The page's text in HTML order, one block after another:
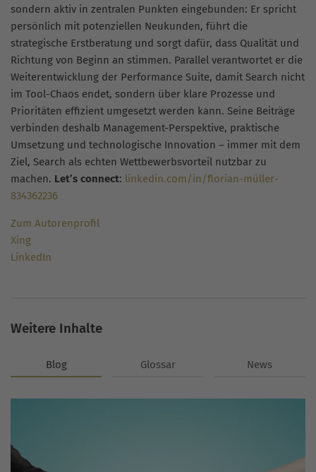
sondern aktiv in zentralen Punkten eingebunden: Er spricht
persönlich mit potenziellen Neukunden, führt die
strategische Erstberatung und sorgt dafür, dass Qualität und
Richtung von Beginn an stimmen. Parallel verantwortet er die
Weiterentwicklung der Performance Suite, damit Search nicht
im Tool-Chaos endet, sondern über klare Prozesse und
Prioritäten effizient umgesetzt werden kann. Seine Beiträge
verbinden deshalb Management-Perspektive, praktische
Umsetzung und technologische Innovation – immer mit dem
Ziel, Search als echten Wettbewerbsvorteil nutzbar zu
machen. Let’s connect: linkedin.com/in/florian-müller-
834362236
Zum Autorenprofil
Xing
LinkedIn
Weitere Inhalte
Blog Glossar News